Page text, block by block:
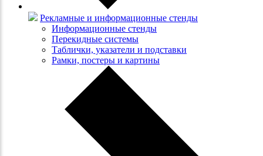
Рекламные и информационные стенды
Информационные стенды
Перекидные системы
Таблички, указатели и подставки
Рамки, постеры и картины